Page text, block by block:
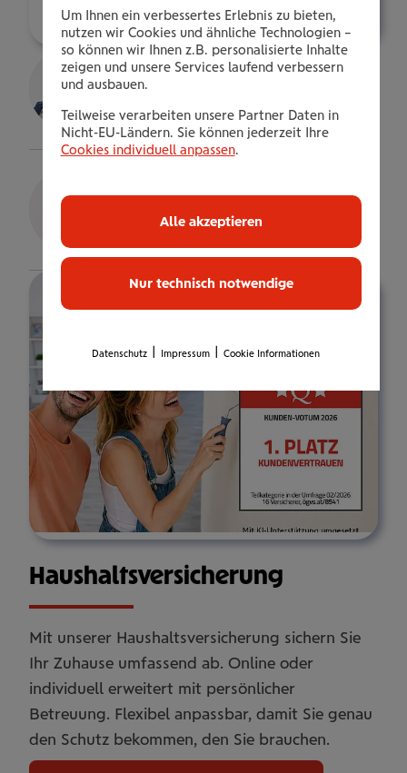
Sandra Fleischmann
Details
Details
Haus­halts­ver­si­che­rung
Mit unserer Haushaltsversicherung sichern Sie
Ihr Zuhause umfassend ab. Online oder
individuell erweitert mit persönlicher
Betreuung. Flexibel anpassbar, damit Sie genau
den Schutz bekommen, den Sie brauchen.
Um Ihnen ein verbessertes Erlebnis zu bieten,
nutzen wir Cookies und ähnliche Technologien –
so können wir Ihnen z.B. personalisierte Inhalte
zeigen und unsere Services laufend verbessern
und ausbauen.
Teilweise verarbeiten unsere Partner Daten in
Nicht-EU-Ländern. Sie können jederzeit Ihre
Cookies individuell anpassen.
Nur technisch notwendige
Alle akzeptieren
Datenschutz Impressum Cookie Informationen